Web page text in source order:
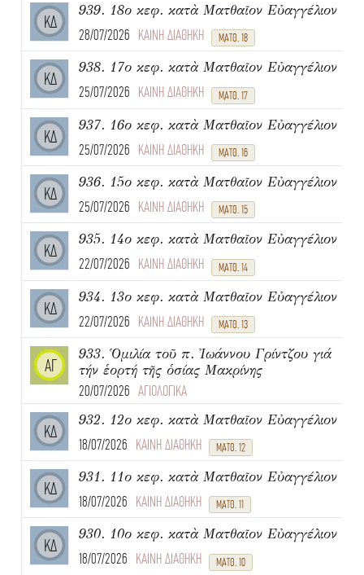
ΚΔ
939. 18ο κεφ. κατὰ Ματθαῖον Εὐαγγέλιον
28/07/2026 ΚΑΙΝΗ ΔΙΑΘΗΚΗ ΜΑΤΘ. 18
ΚΔ
938. 17ο κεφ. κατὰ Ματθαῖον Εὐαγγέλιον
25/07/2026 ΚΑΙΝΗ ΔΙΑΘΗΚΗ ΜΑΤΘ. 17
ΚΔ
937. 16ο κεφ. κατὰ Ματθαῖον Εὐαγγέλιον
25/07/2026 ΚΑΙΝΗ ΔΙΑΘΗΚΗ ΜΑΤΘ. 16
ΚΔ
936. 15ο κεφ. κατὰ Ματθαῖον Εὐαγγέλιον
25/07/2026 ΚΑΙΝΗ ΔΙΑΘΗΚΗ ΜΑΤΘ. 15
ΚΔ
935. 14ο κεφ. κατὰ Ματθαῖον Εὐαγγέλιον
22/07/2026 ΚΑΙΝΗ ΔΙΑΘΗΚΗ ΜΑΤΘ. 14
ΚΔ
934. 13ο κεφ. κατὰ Ματθαῖον Εὐαγγέλιον
22/07/2026 ΚΑΙΝΗ ΔΙΑΘΗΚΗ ΜΑΤΘ. 13
ΑΓ
933. Ὁμιλία τοῦ π. Ἰωάννου Γρίντζου γιά
τήν ἑορτή τῆς ὁσίας Μακρίνης
20/07/2026 ΑΓΙΟΛΟΓΙΚΑ
ΚΔ
932. 12ο κεφ. κατὰ Ματθαῖον Εὐαγγέλιον
18/07/2026 ΚΑΙΝΗ ΔΙΑΘΗΚΗ ΜΑΤΘ. 12
ΚΔ
931. 11ο κεφ. κατὰ Ματθαῖον Εὐαγγέλιον
18/07/2026 ΚΑΙΝΗ ΔΙΑΘΗΚΗ ΜΑΤΘ. 11
ΚΔ
930. 10ο κεφ. κατὰ Ματθαῖον Εὐαγγέλιον
18/07/2026 ΚΑΙΝΗ ΔΙΑΘΗΚΗ ΜΑΤΘ. 10